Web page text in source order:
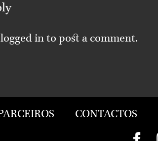
logged into post a comment.
CONTACTOS